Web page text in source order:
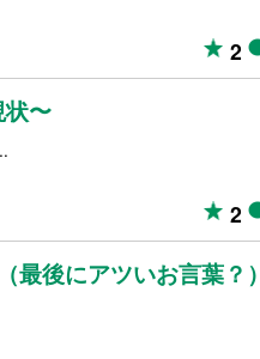
2
〜
2
最後にアツいお言葉？